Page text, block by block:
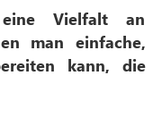
Vielfalt an
man einfache,
kann, die